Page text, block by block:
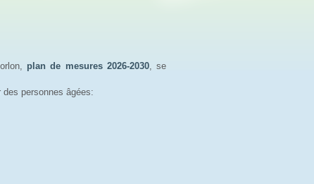
plan de mesures 2026-2030, se
personnes âgées: